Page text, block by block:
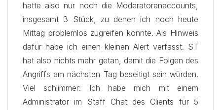
hatte also nur noch die Moderatorenaccounts,
insgesamt 3 Stück, zu denen ich noch heute
Mittag problemlos zugreifen konnte. Als Hinweis
dafür habe ich einen kleinen Alert verfasst. ST
hat also nichts mehr getan, damit die Folgen des
Angriffs am nächsten Tag beseitigt sein würden.
Viel schlimmer: Ich habe mich mit einem
Administrator im Staff Chat des Clients für 5